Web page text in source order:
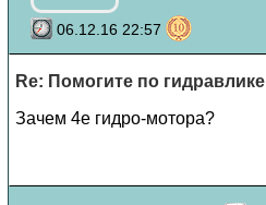
06.12.16 22:57
Re: Помогите по гидравлике
Зачем 4е гидро-мотора?